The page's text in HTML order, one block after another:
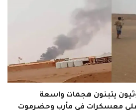
يتبنون هجمات واسعة
على معسكرات في مأرب وحضرموت